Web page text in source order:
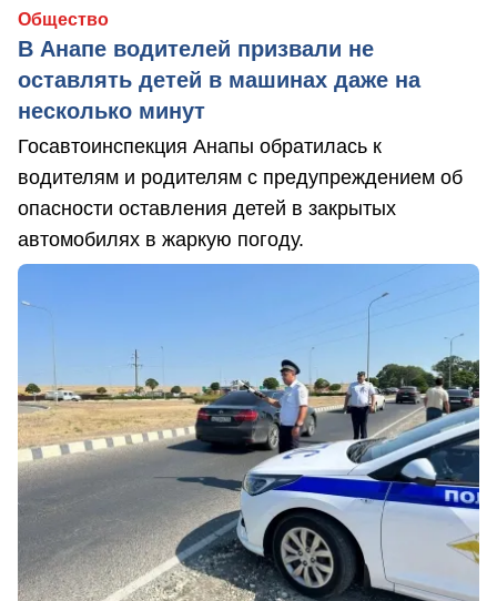
Общество
В Анапе водителей призвали не
оставлять детей в машинах даже на
несколько минут
Госавтоинспекция Анапы обратилась к
водителям и родителям с предупреждением об
опасности оставления детей в закрытых
автомобилях в жаркую погоду.